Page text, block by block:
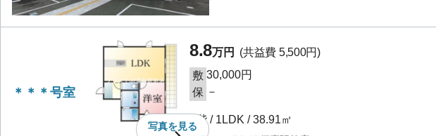
＊＊＊号室
写真を見る
8.8万円 (共益費 5,500円)
敷 30,000円
保 －
3階/ 1LDK /38.91㎡